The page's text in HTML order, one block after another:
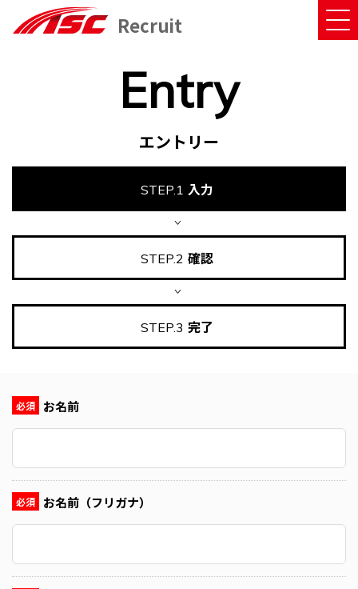
Recruit
RECRUITING INFO
ENTRY
COMPANY SITE
Entry
エントリー
STEP.1 入力
STEP.2 確認
STEP.3 完了
必須 お名前
必須 お名前（フリガナ）